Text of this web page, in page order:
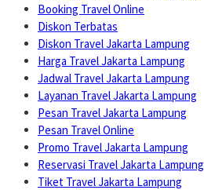
Booking Travel Online
Diskon Terbatas
Diskon Travel Jakarta Lampung
Harga Travel Jakarta Lampung
Jadwal Travel Jakarta Lampung
Layanan Travel Jakarta Lampung
Pesan Travel Jakarta Lampung
Pesan Travel Online
Promo Travel Jakarta Lampung
Reservasi Travel Jakarta Lampung
Tiket Travel Jakarta Lampung